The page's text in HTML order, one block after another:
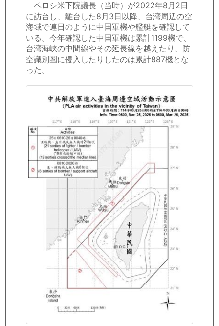
ペロシ米下院議長（当時）が2022年8月2日
に訪台し、離台した8月3日以降、台湾周辺の空
海域で連日のように中国軍機や艦艇を確認して
いる。今年確認した中国軍機は累計1199機で、
台湾海峡の中間線やその延長線を越えたり、防
空識別圏に侵入したりしたのは累計887機とな
った。